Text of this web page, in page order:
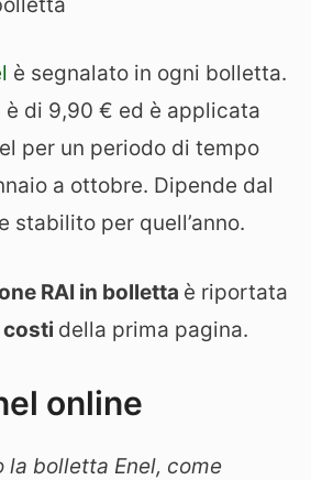
è segnalato in ogni bolletta.
è di 9,90 € ed è applicata
per un periodo di tempo
a ottobre. Dipende dal
stabilito per quell’anno.
RAI in bolletta è riportata
costi della prima pagina.
online
la bolletta Enel, come